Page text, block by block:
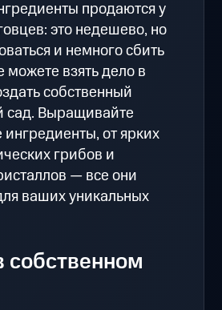
продаются у
это недешево, но
и немного сбить
можете взять дело в
собственный
сад. Выращивайте
от ярких
грибов и
— все они
ваших уникальных
собственном